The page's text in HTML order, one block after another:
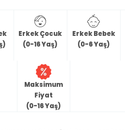
Erkek Çocuk
(0-16 Yaş)
Erkek Bebek
(0-6 Yaş)
Maksimum
Fiyat
(0-16 Yaş)